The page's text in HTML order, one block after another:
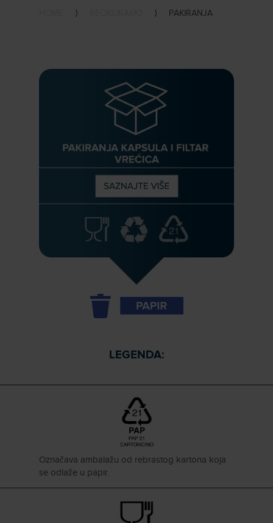
⟩ ⟩ PAKIRANJA
LEGENDA:
Označava ambalažu od rebrastog kartona koja
se odlaže u papir.